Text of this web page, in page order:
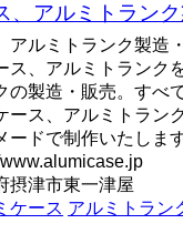
、アルミトラン
アルミトランク製造
ス、アルミトランク
の製造・販売。すべ
ース、アルミトラン
ードで制作いたしま
www.alumicase.jp
摂津市東一津屋
ケース アルミトラン